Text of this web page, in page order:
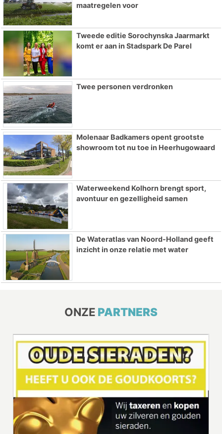
maatregelen voor
Tweede editie Sorochynska Jaarmarkt
komt er aan in Stadspark De Parel
Twee personen verdronken
Molenaar Badkamers opent grootste
showroom tot nu toe in Heerhugowaard
Waterweekend Kolhorn brengt sport,
avontuur en gezelligheid samen
De Wateratlas van Noord-Holland geeft
inzicht in onze relatie met water
ONZE PARTNERS